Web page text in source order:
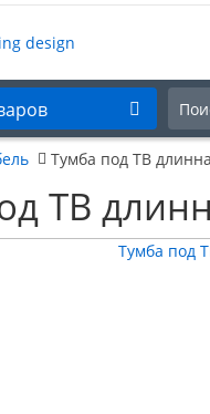
Тумба под ТВ
ТВ